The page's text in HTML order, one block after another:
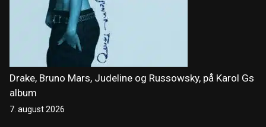
Drake, Bruno Mars, Judeline og Russowsky, på Karol Gs
album
7. august 2026